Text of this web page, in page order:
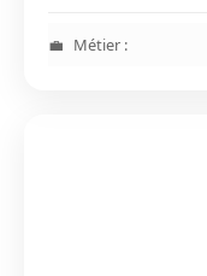
Métier :